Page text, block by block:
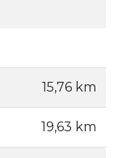
15,76 km
19,63 km